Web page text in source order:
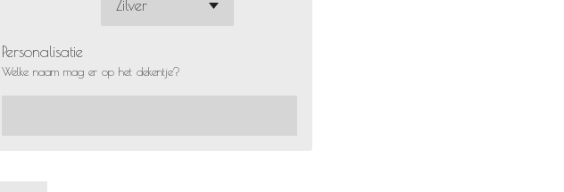
Personalisatie
Welke naam mag er op het dekentje?